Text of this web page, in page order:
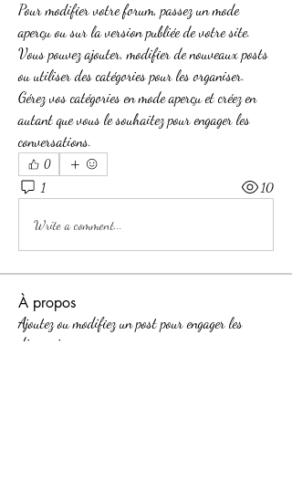
Pour modifier votre forum, passez un mode
aperçu ou sur la version publiée de votre site.
Vous pouvez ajouter, modifier de nouveaux posts
ou utiliser des catégories pour les organiser.
Gérez vos catégories en mode aperçu et créez en
autant que vous le souhaitez pour engager les
conversations.
0
1 10
Write a comment...
À propos
Ajoutez ou modifiez un post pour engager les
discussions.